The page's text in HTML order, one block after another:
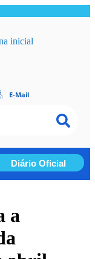
E-Mail
Diário Oficial
a